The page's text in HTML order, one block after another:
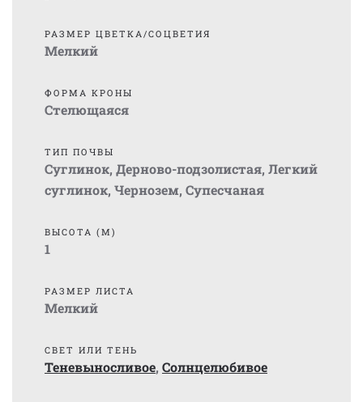
РАЗМЕР ЦВЕТКА/СОЦВЕТИЯ
Мелкий
ФОРМА КРОНЫ
Стелющаяся
ТИП ПОЧВЫ
Суглинок, Дерново-подзолистая, Легкий
суглинок, Чернозем, Супесчаная
ВЫСОТА (М)
1
РАЗМЕР ЛИСТА
Мелкий
СВЕТ ИЛИ ТЕНЬ
Теневыносливое, Солнцелюбивое